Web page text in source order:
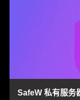
SafeW 私有服务